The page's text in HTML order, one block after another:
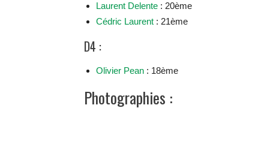
Laurent Delente : 20ème
Cédric Laurent : 21ème
D4 :
Olivier Pean : 18ème
Photographies :